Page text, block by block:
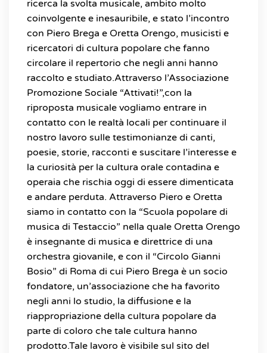
ricerca la svolta musicale, ambito molto
coinvolgente e inesauribile, e stato l’incontro
con Piero Brega e Oretta Orengo, musicisti e
ricercatori di cultura popolare che fanno
circolare il repertorio che negli anni hanno
raccolto e studiato.Attraverso l’Associazione
Promozione Sociale “Attivati!”,con la
riproposta musicale vogliamo entrare in
contatto con le realtà locali per continuare il
nostro lavoro sulle testimonianze di canti,
poesie, storie, racconti e suscitare l’interesse e
la curiosità per la cultura orale contadina e
operaia che rischia oggi di essere dimenticata
e andare perduta. Attraverso Piero e Oretta
siamo in contatto con la “Scuola popolare di
musica di Testaccio” nella quale Oretta Orengo
è insegnante di musica e direttrice di una
orchestra giovanile, e con il “Circolo Gianni
Bosio” di Roma di cui Piero Brega è un socio
fondatore, un’associazione che ha favorito
negli anni lo studio, la diffusione e la
riappropriazione della cultura popolare da
parte di coloro che tale cultura hanno
prodotto.Tale lavoro è visibile sul sito del